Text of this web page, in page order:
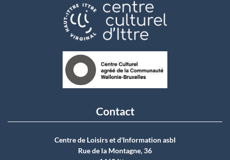
Contact
Centre de Loisirs et d'Information asbI
Rue de la Montagne, 36